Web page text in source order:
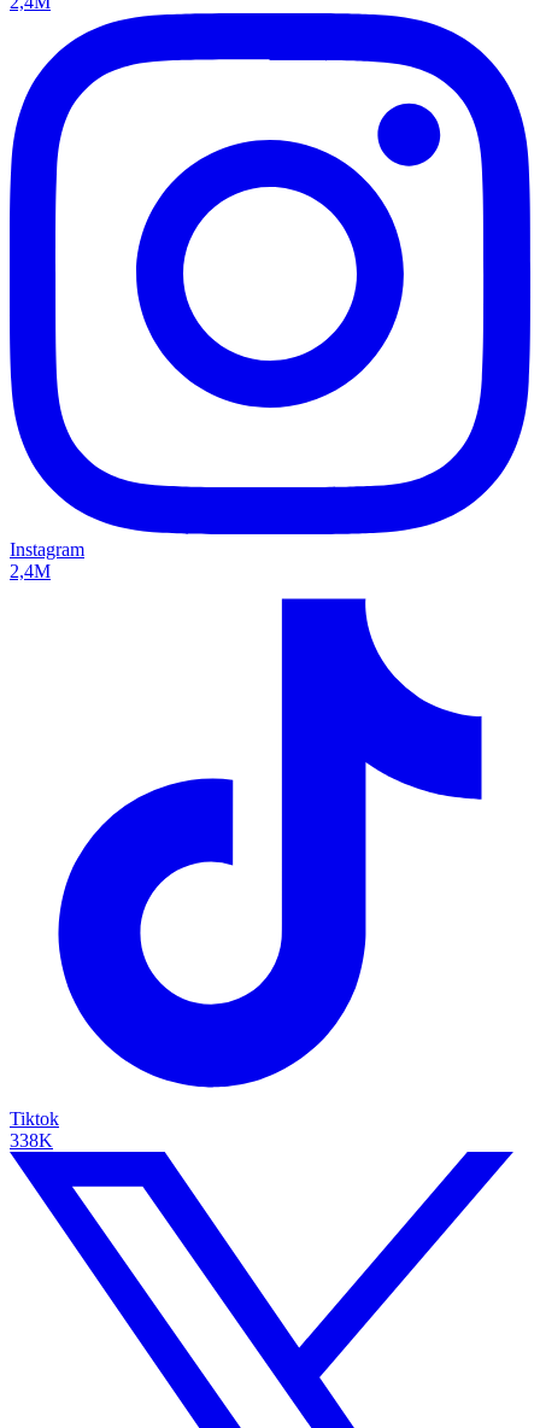
Instagram
2,4M
Tiktok
338K